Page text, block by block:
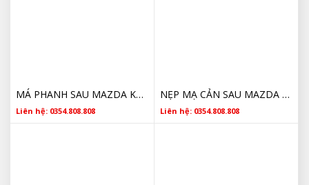
MÁ PHANH SAU MAZDA KAYO2648ZA 2013 2014 2015 2016 2017 CHÍNH HÃNG
Liên hệ: 0354.808.808
NẸP MẠ CẢN SAU MAZDA CX5 CHÍNH HÃNG
Liên hệ: 0354.808.808